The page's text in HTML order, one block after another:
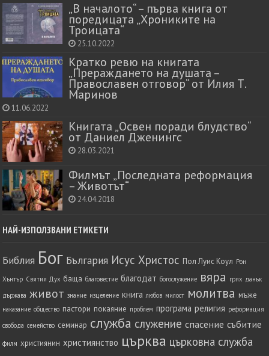
„В началото“ – първа книга от
поредицата „Хрониките на
Троицата“
25.10.2022
Кратко ревю на книгата
„Прераждането на душата –
Православен отговор“ от Илия Т.
Маринов
11.06.2022
Книгата „Освен поради блудство“
от Даниел Дженингс
28.03.2021
Филмът „Последната реформация
– Животът“
24.04.2018
НАЙ-ИЗПОЛЗВАНИ ЕТИКЕТИ
Библия Бог България Исус Христос Пол Луис Коул Рон
Хънтър Святия Дух баща благовестие благодат богослужение вяра грях данък
държава живот знание изцеление книга любов милост молитва мъже
наказание общество пастори покаяние проблем програма религия реформация
свобода семейство семинар служба служение спасение събитие
филм християнин християнство църква църковна служба